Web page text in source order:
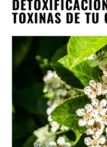
TOXINAS DE TU